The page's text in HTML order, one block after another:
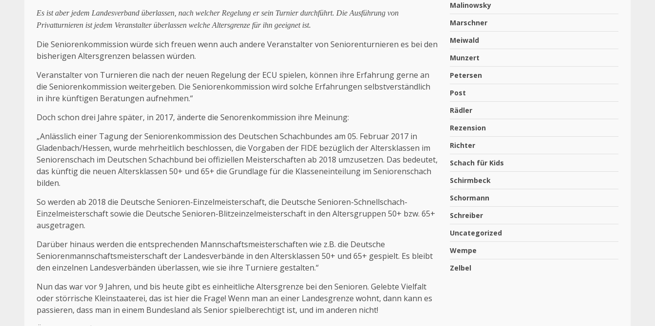
Es ist aber jedem Landesverband überlassen, nach welcher Regelung er sein Turnier durchführt. Die Ausführung von
Privatturnieren ist jedem Veranstalter überlassen welche Altersgrenze für ihn geeignet ist.
Die Seniorenkommission würde sich freuen wenn auch andere Veranstalter von Seniorenturnieren es bei den
bisherigen Altersgrenzen belassen würden.
Veranstalter von Turnieren die nach der neuen Regelung der ECU spielen, können ihre Erfahrung gerne an
die Seniorenkommission weitergeben. Die Seniorenkommission wird solche Erfahrungen selbstverständlich
in ihre künftigen Beratungen aufnehmen.“
Doch schon drei Jahre später, in 2017, änderte die Senorenkommission ihre Meinung:
„Anlässlich einer Tagung der Seniorenkommission des Deutschen Schachbundes am 05. Februar 2017 in
Gladenbach/Hessen, wurde mehrheitlich beschlossen, die Vorgaben der FIDE bezüglich der Altersklassen im
Seniorenschach im Deutschen Schachbund bei offiziellen Meisterschaften ab 2018 umzusetzen. Das bedeutet,
das künftig die neuen Altersklassen 50+ und 65+ die Grundlage für die Klasseneinteilung im Seniorenschach
bilden.
So werden ab 2018 die Deutsche Senioren-Einzelmeisterschaft, die Deutsche Senioren-Schnellschach-
Einzelmeisterschaft sowie die Deutsche Senioren-Blitzeinzelmeisterschaft in den Altersgruppen 50+ bzw. 65+
ausgetragen.
Darüber hinaus werden die entsprechenden Mannschaftsmeisterschaften wie z.B. die Deutsche
Seniorenmannschaftsmeisterschaft der Landesverbände in den Altersklassen 50+ und 65+ gespielt. Es bleibt
den einzelnen Landesverbänden überlassen, wie sie ihre Turniere gestalten.“
Nun das war vor 9 Jahren, und bis heute gibt es einheitliche Altersgrenze bei den Senioren. Gelebte Vielfalt
oder störrische Kleinstaaterei, das ist hier die Frage! Wenn man an einer Landesgrenze wohnt, dann kann es
passieren, dass man in einem Bundesland als Senior spielberechtigt ist, und im anderen nicht!
Malinowsky
Marschner
Meiwald
Munzert
Petersen
Post
Rädler
Rezension
Richter
Schach für Kids
Schirmbeck
Schormann
Schreiber
Uncategorized
Wempe
Zelbel